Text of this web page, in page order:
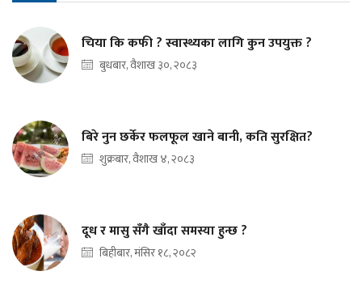
चिया कि कफी ? स्वास्थ्यका लागि कुन उपयुक्त ?
बुधबार, वैशाख ३०, २०८३
बिरे नुन छर्केर फलफूल खाने बानी, कति सुरक्षित?
शुक्रबार, वैशाख ४, २०८३
दूध र मासु सँगै खाँदा समस्या हुन्छ ?
बिहीबार, मंसिर १८, २०८२